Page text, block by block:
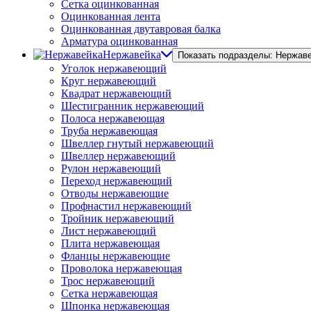
Сетка оцинкованная
Оцинкованная лента
Оцинкованная двутавровая балка
Арматура оцинкованная
Нержавейка
Показать подразделы:
Уголок нержавеющий
Круг нержавеющий
Квадрат нержавеющий
Шестигранник нержавеющий
Полоса нержавеющая
Труба нержавеющая
Швеллер гнутый нержавеющий
Швеллер нержавеющий
Рулон нержавеющий
Переход нержавеющий
Отводы нержавеющие
Профнастил нержавеющий
Тройник нержавеющий
Лист нержавеющий
Плита нержавеющая
Фланцы нержавеющие
Проволока нержавеющая
Трос нержавеющий
Сетка нержавеющая
Шпонка нержавеющая